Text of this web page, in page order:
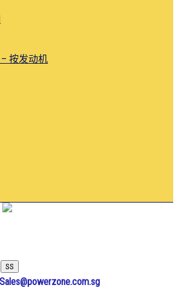
按发动机
Sales@powerzone.com.sg